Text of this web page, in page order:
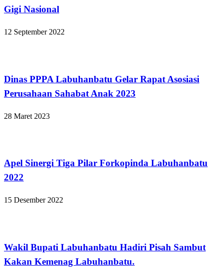
Gigi Nasional
12 September 2022
Dinas PPPA Labuhanbatu Gelar Rapat Asosiasi
Perusahaan Sahabat Anak 2023
28 Maret 2023
Apel Sinergi Tiga Pilar Forkopinda Labuhanbatu
2022
15 Desember 2022
Wakil Bupati Labuhanbatu Hadiri Pisah Sambut
Kakan Kemenag Labuhanbatu.